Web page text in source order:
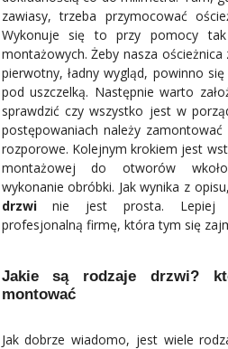
zawiasy, trzeba przymocować
Wykonuje się to przy pomocy tak
montażowych. Żeby nasza ościeżnica
pierwotny, ładny wygląd, powinno
pod uszczelką. Następnie warto
sprawdzić czy wszystko jest w
postępowaniach należy
rozporowe. Kolejnym krokiem jest
montażowej do otworów
wykonanie obróbki. Jak wynika z
drzwinie jest prosta. Lepiej
profesjonalną firmę, która tym się
Jakie są rodzaje drzwi?
montować
Jak dobrze wiadomo, jest wiele